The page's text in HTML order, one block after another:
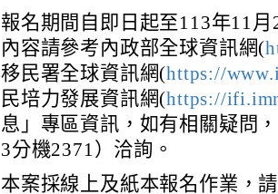
報名期間自即日起至113年11
內容請參考內政部全球資訊網(
移民署全球資訊網(https://
民培力發展資訊網(https://
息」專區資訊，如有相關疑問
3分機2371）洽詢。
本案採線上及紙本報名作業，